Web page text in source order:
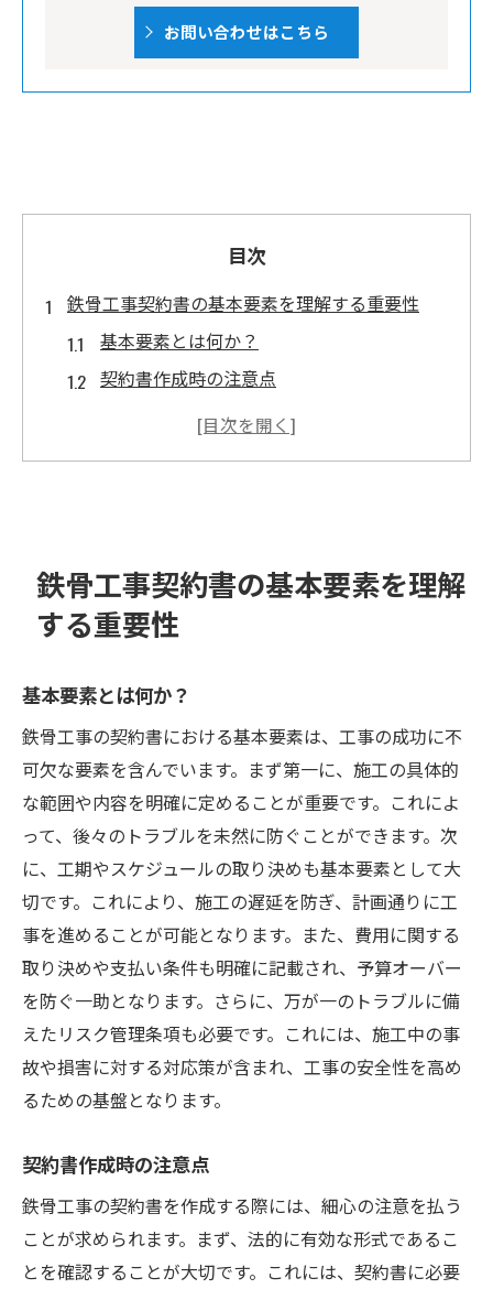
お問い合わせはこちら
目次
鉄骨工事契約書の基本要素を理解する重要性
基本要素とは何か？
契約書作成時の注意点
法律に基づく契約の必要性
現場仕様と施工スケジュールの確認で失敗を防
ぐ
現場仕様のチェックポイント
時間管理の効果的な方法
仕様変更時の対応策
スケジュール遅延のリスク管理
現場担当者とのコミュニケーション
リスク管理の視点で見る鉄骨工事契約
リスク管理の基本概念
契約書におけるリスクの定義
予期せぬ問題への対応策
リスク管理計画の策定
保険の活用方法
リスク評価の継続的な見直し
チェックリスト作成のステップ
重要項目の確認方法
チェックリストを用いた品質管理
プロが推奨する実践例
鉄骨工事契約書の基本要素を理解
する重要性
基本要素とは何か？
鉄骨工事の契約書における基本要素は、工事の成功に不
可欠な要素を含んでいます。まず第一に、施工の具体的
な範囲や内容を明確に定めることが重要です。これによ
って、後々のトラブルを未然に防ぐことができます。次
に、工期やスケジュールの取り決めも基本要素として大
切です。これにより、施工の遅延を防ぎ、計画通りに工
事を進めることが可能となります。また、費用に関する
取り決めや支払い条件も明確に記載され、予算オーバー
を防ぐ一助となります。さらに、万が一のトラブルに備
えたリスク管理条項も必要です。これには、施工中の事
故や損害に対する対応策が含まれ、工事の安全性を高め
るための基盤となります。
契約書作成時の注意点
鉄骨工事の契約書を作成する際には、細心の注意を払う
ことが求められます。まず、法的に有効な形式であるこ
とを確認することが大切です。これには、契約書に必要